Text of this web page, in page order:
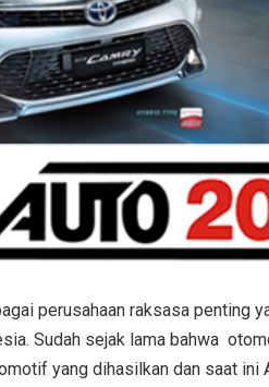
perusahaan raksasa penting
Sudah sejak lama bahwa
yang dihasilkan dan saat